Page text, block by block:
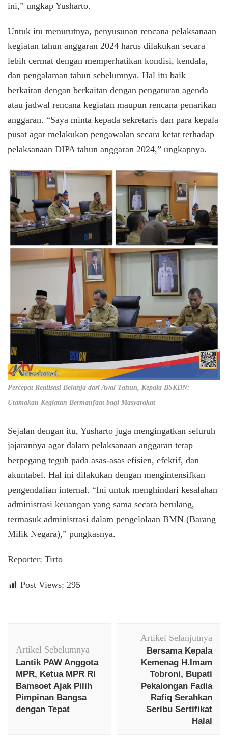
ini,” ungkap Yusharto.
Untuk itu menurutnya, penyusunan rencana pelaksanaan
kegiatan tahun anggaran 2024 harus dilakukan secara
lebih cermat dengan memperhatikan kondisi, kendala,
dan pengalaman tahun sebelumnya. Hal itu baik
berkaitan dengan berkaitan dengan pengaturan agenda
atau jadwal rencana kegiatan maupun rencana penarikan
anggaran. “Saya minta kepada sekretaris dan para kepala
pusat agar melakukan pengawalan secara ketat terhadap
pelaksanaan DIPA tahun anggaran 2024,” ungkapnya.
Percepat Realisasi Belanja dari Awal Tahun, Kepala BSKDN:
Utamakan Kegiatan Bermanfaat bagi Masyarakat
Sejalan dengan itu, Yusharto juga mengingatkan seluruh
jajarannya agar dalam pelaksanaan anggaran tetap
berpegang teguh pada asas-asas efisien, efektif, dan
akuntabel. Hal ini dilakukan dengan mengintensifkan
pengendalian internal. “Ini untuk menghindari kesalahan
administrasi keuangan yang sama secara berulang,
termasuk administrasi dalam pengelolaan BMN (Barang
Milik Negara),” pungkasnya.
Reporter: Tirto
Post Views: 295
Artikel
Artikel Sebelumnya
Lantik PAW Anggota
MPR, Ketua MPR RI
Bamsoet Ajak Pilih
Pimpinan Bangsa
dengan Tepat
Artikel Selanjutnya
Bersama Kepala
Kemenag H.Imam
Tobroni, Bupati
Pekalongan Fadia
Rafiq Serahkan
Seribu Sertifikat
Halal